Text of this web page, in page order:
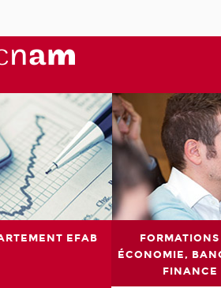
EFAB
ÉCONOMIE,
FINANCE